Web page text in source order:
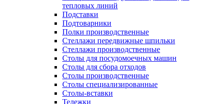
тепловых линий
Подставки
Подтоварники
Полки производственные
Стеллажи передвижные шпильки
Стеллажи производственные
Столы для посудомоечных машин
Столы для сбора отходов
Столы производственные
Столы специализированные
Столы-вставки
Тележки